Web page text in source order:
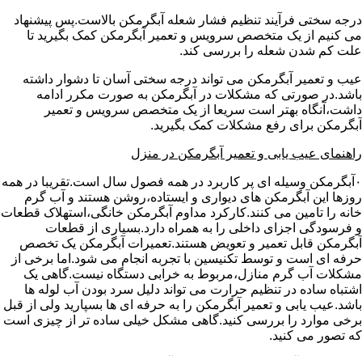
درجه سختی فرآیند تنظیم فشار شعله آبگرمکن بالاست.پس پیشنهاد
می کنیم از یک متخصص سرویس و تعمیر آبگرمکن کمک بگیرید تا
علت کم شدن شعله را بررسی کند.
عیب و تعمیر آبگرمکن می تواند درجه سختی آسان تا دشوار داشته
باشد.در صورتی که مشکلات در آبگرمکن به صورت مکرر ادامه
داشت،آنگاه بهتر است سریعا از یک متخصص سرویس و تعمیر
آبگرمکن برای رفع مشکلات کمک بگیرید.
راهنمای عیب یابی و تعمیر آبگرمکن در منزل
۰آبگرمکن وسیله ای پر کاربرد در همه فصول سال است.تقریبا در همه
روزها این آبگرمکن های دیواری و ایستاده،روشن هستند و آب گرم
خانه را تامین می کنند.کارکرد مداوم آبگرمکن خانگی،استهلاک قطعات
و فرسودگی اجزای داخلی را به همراه دارد.بسیاری از قطعات
آبگرمکن قابل تعمیر و تعویض هستند.تعمیرات آبگرمکن یک تخصص
حرفه ای است و توسط تکنیسین با تجربه انجام می شود.اما برخی از
مشکلات آب گرم منازل،مربوط به خرابی دستگاه نیست.گاهی یک
اشتباه ساده در تنظیم حرارت می تواند دلیل سرد بودن آب لوله ها
باشد.عیب یابی و تعمیر آبگرمکن را به حرفه ای ها بسپارید ولی از قبل
برخی موارد را بررسی کنید.گاهی مشکل خیلی ساده تر از چیزی است
که تصور می کنید.